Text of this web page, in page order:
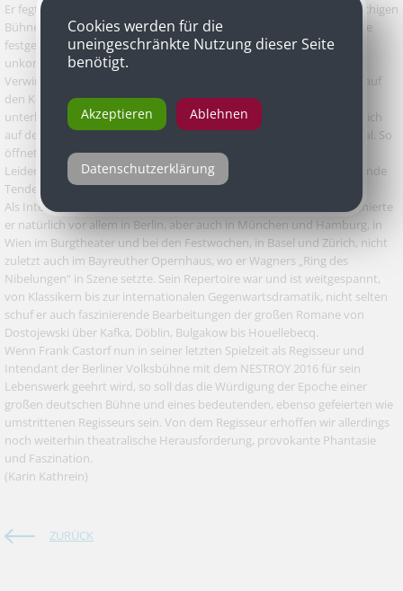
Er fegte in jungen Jahren wie ein Tropensturm über die deutschsprachigen
Bühnen. Keineswegs vernichtend, aber doch mit einer Vehemenz, die
festgefahrene Strukturen zerfetzte. Seine furiosen, stets
unkonventionellen Inszenierungen konnten ebenso Empörung und
Verwirrung wie Begeisterung auslösen. Altbekannte Stücke wurden auf
den Kopf gestellt, das Publikum damit herausgefordert, aber auch
unterhalten. „Ähnlich wie die Dadaisten in den 20er Jahren versuche ich
auf dem zynischen Höhepunkt der Zeit zu bleiben“, erklärte er einmal. So
öffnete er dem Theater neue Wege und stimulierte gerade über die
Leidenschaft von Zustimmung und Ablehnung durchaus provozierende
Tendenzen.
Als Intendant der Berliner Volksbühne am Luxemburger Platz inszenierte
er natürlich vor allem in Berlin, aber auch in München und Hamburg, in
Wien im Burgtheater und bei den Festwochen, in Basel und Zürich, nicht
zuletzt auch im Bayreuther Opernhaus, wo er Wagners „Ring des
Nibelungen“ in Szene setzte. Sein Repertoire war und ist weitgespannt,
von Klassikern bis zur internationalen Gegenwartsdramatik, nicht selten
schuf er auch faszinierende Bearbeitungen der großen Romane von
Dostojewski über Kafka, Döblin, Bulgakow bis Houellebecq.
Wenn Frank Castorf nun in seiner letzten Spielzeit als Regisseur und
Intendant der Berliner Volksbühne mit dem NESTROY 2016 für sein
Lebenswerk geehrt wird, so soll das die Würdigung der Epoche einer
großen deutschen Bühne und eines bedeutenden, ebenso gefeierten wie
umstrittenen Regisseurs sein. Von dem Regisseur erhoffen wir allerdings
noch weiterhin theatralische Herausforderung, provokante Phantasie
und Faszination.
(Karin Kathrein)
ZURÜCK
Cookies werden für die
uneingeschränkte Nutzung dieser Seite
benötigt.
Akzeptieren Ablehnen
Datenschutzerklärung